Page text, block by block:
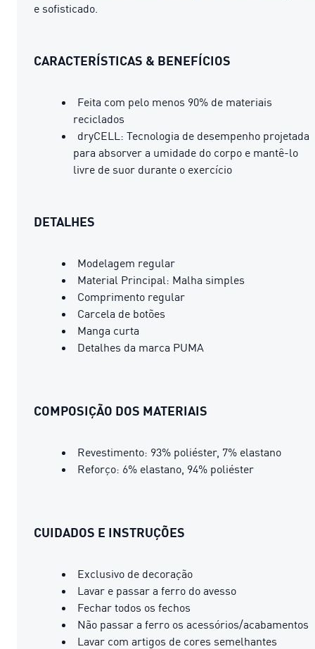
e sofisticado.
CARACTERÍSTICAS & BENEFÍCIOS
Feita com pelo menos 90% de materiais
reciclados
dryCELL: Tecnologia de desempenho projetada
para absorver a umidade do corpo e mantê-lo
livre de suor durante o exercício
DETALHES
Modelagem regular
Material Principal: Malha simples
Comprimento regular
Carcela de botões
Manga curta
Detalhes da marca PUMA
COMPOSIÇÃO DOS MATERIAIS
Revestimento: 93% poliéster, 7% elastano
Reforço: 6% elastano, 94% poliéster
CUIDADOS E INSTRUÇÕES
Exclusivo de decoração
Lavar e passar a ferro do avesso
Fechar todos os fechos
Não passar a ferro os acessórios/acabamentos
Lavar com artigos de cores semelhantes